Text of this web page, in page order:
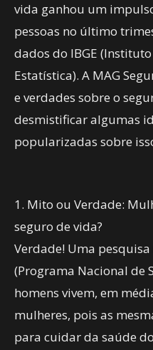
vida ganhou um
pessoas no último
dados do IBGE
Estatística). A MAG
e verdades sobre o
desmistificar algumas
popularizadas sobre
1. Mito ou Verdade:
seguro de vida?
Verdade! Uma
(Programa Nacional de
homens vivem, em
mulheres, pois as
para cuidar da saúde